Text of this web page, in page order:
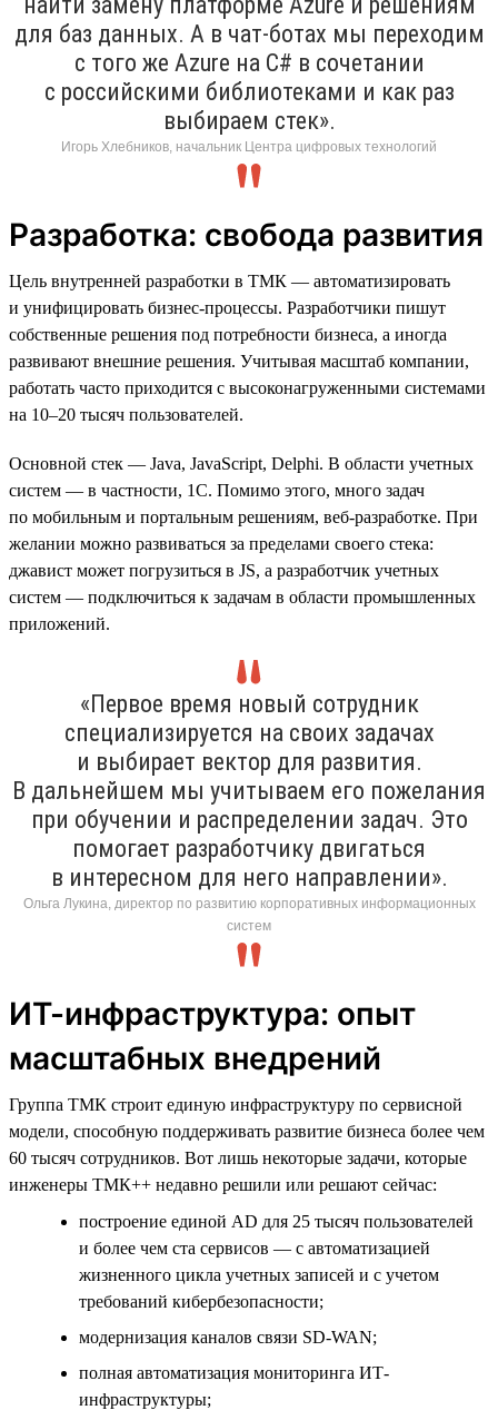
для баз данных. А в чат-ботах мы переходим
с того же Azure на C# в сочетании
с российскими библиотеками и как раз
выбираем стек».
Игорь Хлебников, начальник Центра цифровых технологий
Разработка: свобода развития
Цель внутренней разработки в ТМК — автоматизировать
и унифицировать бизнес-процессы. Разработчики пишут
собственные решения под потребности бизнеса, а иногда
развивают внешние решения. Учитывая масштаб компании,
работать часто приходится с высоконагруженными системами
на 10–20 тысяч пользователей.
Основной стек — Java, JavaScript, Delphi. В области учетных
систем — в частности, 1C. Помимо этого, много задач
по мобильным и портальным решениям, веб-разработке. При
желании можно развиваться за пределами своего стека:
джавист может погрузиться в JS, а разработчик учетных
систем — подключиться к задачам в области промышленных
приложений.
«Первое время новый сотрудник
специализируется на своих задачах
и выбирает вектор для развития.
В дальнейшем мы учитываем его пожелания
при обучении и распределении задач. Это
помогает разработчику двигаться
в интересном для него направлении».
Ольга Лукина, директор по развитию корпоративных информационных
систем
ИТ-инфраструктура: опыт
масштабных внедрений
Группа ТМК строит единую инфраструктуру по сервисной
модели, способную поддерживать развитие бизнеса более чем
60 тысяч сотрудников. Вот лишь некоторые задачи, которые
инженеры ТМК++ недавно решили или решают сейчас:
построение единой AD для 25 тысяч пользователей
и более чем ста сервисов — с автоматизацией
жизненного цикла учетных записей и с учетом
требований кибербезопасности;
модернизация каналов связи SD-WAN;
полная автоматизация мониторинга ИТ-
инфраструктуры;